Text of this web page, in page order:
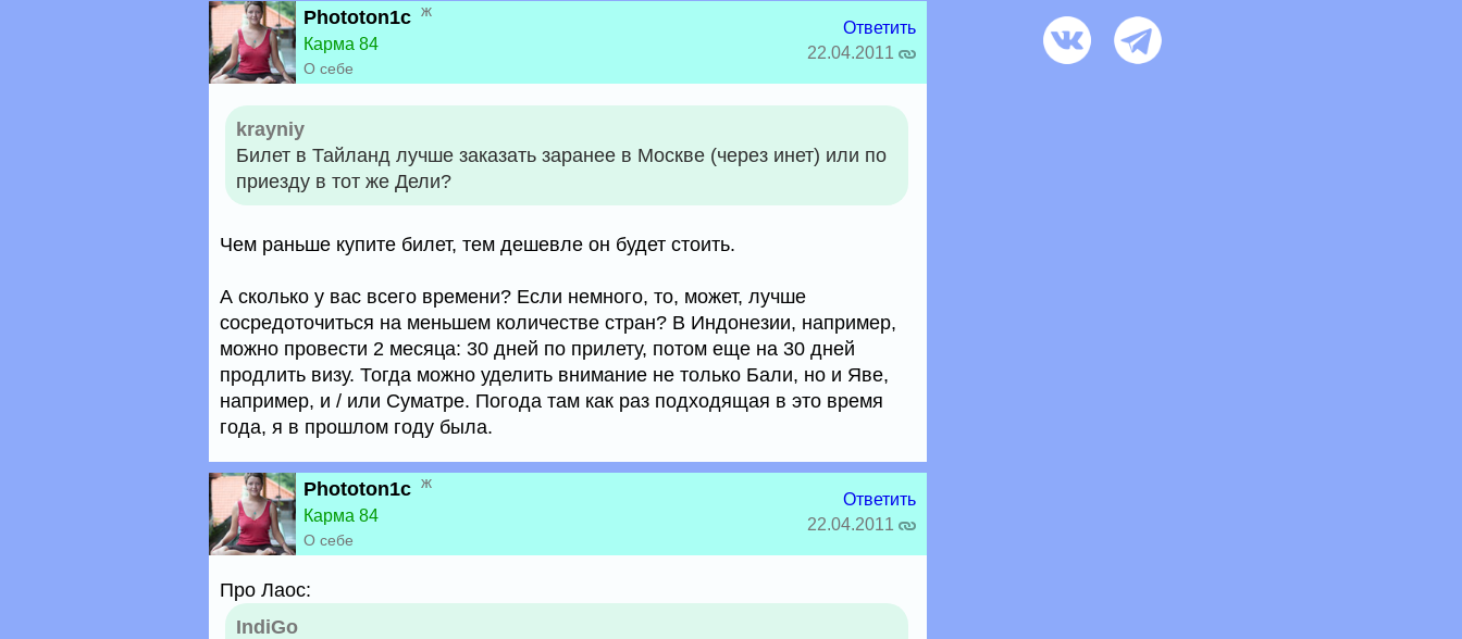
Phototon1c ж
Карма 84
О себе
Ответить
22.04.2011
krayniy
Билет в Тайланд лучше заказать заранее в Москве (через инет) или по
приезду в тот же Дели?
Чем раньше купите билет, тем дешевле он будет стоить.
А сколько у вас всего времени? Если немного, то, может, лучше
сосредоточиться на меньшем количестве стран? В Индонезии, например,
можно провести 2 месяца: 30 дней по прилету, потом еще на 30 дней
продлить визу. Тогда можно уделить внимание не только Бали, но и Яве,
например, и / или Суматре. Погода там как раз подходящая в это время
года, я в прошлом году была.
Phototon1c ж
Карма 84
О себе
Ответить
22.04.2011
Про Лаос:
IndiGo